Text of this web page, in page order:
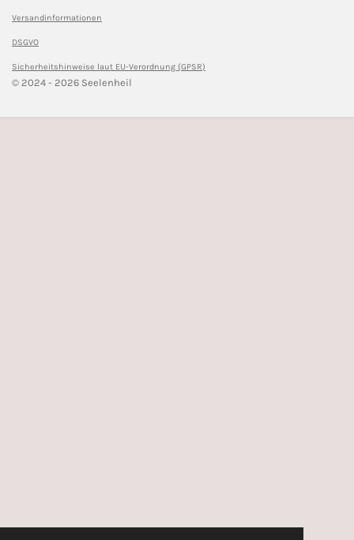
Versandinformationen
DSGVO
Sicherheitshinweise laut EU-Verordnung (GPSR)
© 2024 - 2026 Seelenheil